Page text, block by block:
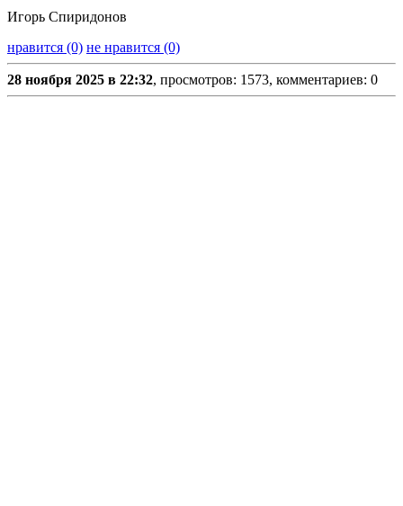
Игорь Спиридонов
нравится (0) не нравится (0)
28 ноября 2025 в 22:32, просмотров: 1573, комментариев: 0